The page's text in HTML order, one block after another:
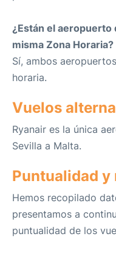
¿Están el aeropuerto
misma Zona Horaria?
Sí, ambos
horaria.
Vuelos
Ryanair es la única
Sevilla a Malta.
Puntualidad y
Hemos recopilado
presentamos a
puntualidad de los